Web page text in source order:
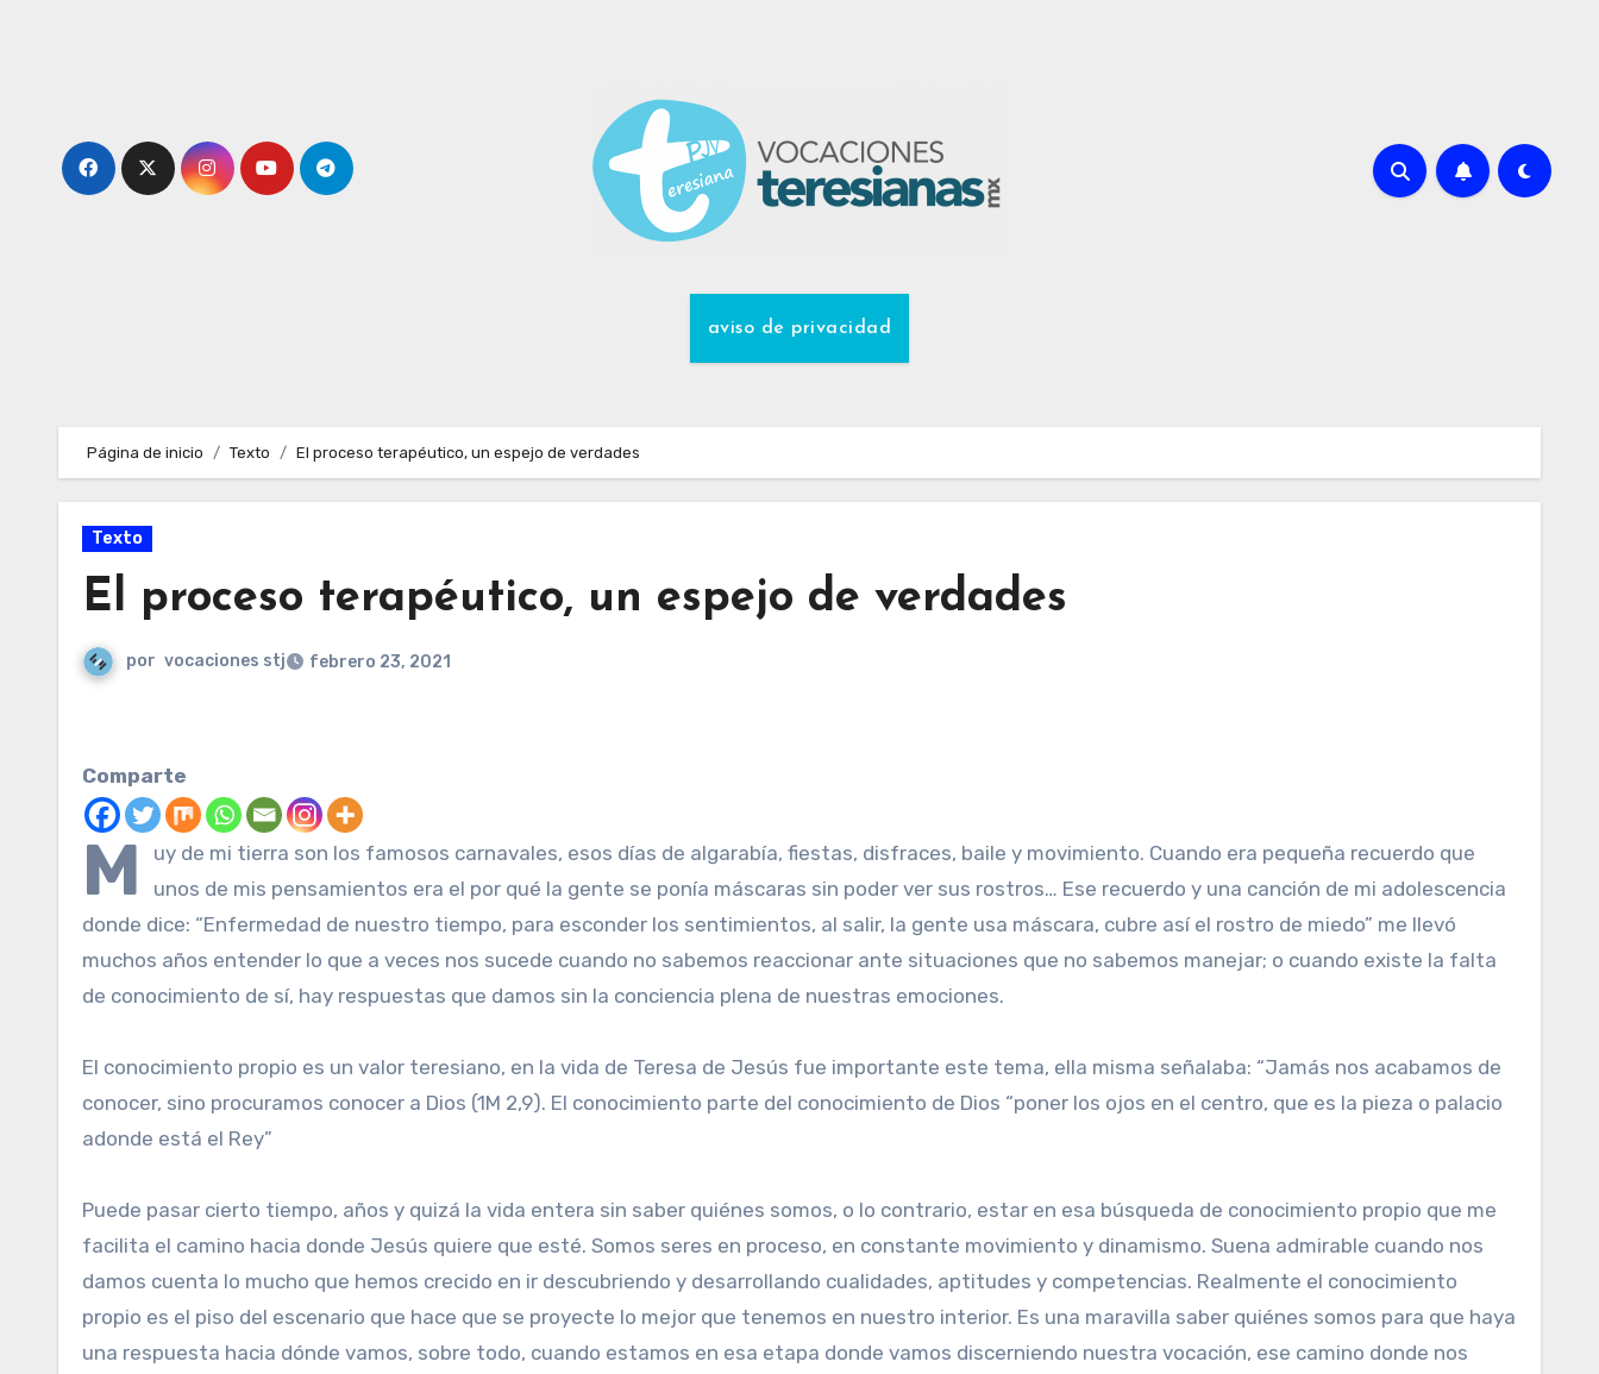
aviso de privacidad
Página de inicio Texto El proceso terapéutico, un espejo de verdades
Texto
El proceso terapéutico, un espejo de verdades
por vocaciones stj febrero 23, 2021
Comparte
M
uy de mi tierra son los famosos carnavales, esos días de algarabía, fiestas, disfraces, baile y movimiento. Cuando era pequeña recuerdo que
unos de mis pensamientos era el por qué la gente se ponía máscaras sin poder ver sus rostros… Ese recuerdo y una canción de mi adolescencia
donde dice: “Enfermedad de nuestro tiempo, para esconder los sentimientos, al salir, la gente usa máscara, cubre así el rostro de miedo” me llevó
muchos años entender lo que a veces nos sucede cuando no sabemos reaccionar ante situaciones que no sabemos manejar; o cuando existe la falta
de conocimiento de sí, hay respuestas que damos sin la conciencia plena de nuestras emociones.
El conocimiento propio es un valor teresiano, en la vida de Teresa de Jesús fue importante este tema, ella misma señalaba: “Jamás nos acabamos de
conocer, sino procuramos conocer a Dios (1M 2,9). El conocimiento parte del conocimiento de Dios “poner los ojos en el centro, que es la pieza o palacio
adonde está el Rey”
Puede pasar cierto tiempo, años y quizá la vida entera sin saber quiénes somos, o lo contrario, estar en esa búsqueda de conocimiento propio que me
facilita el camino hacia donde Jesús quiere que esté. Somos seres en proceso, en constante movimiento y dinamismo. Suena admirable cuando nos
damos cuenta lo mucho que hemos crecido en ir descubriendo y desarrollando cualidades, aptitudes y competencias. Realmente el conocimiento
propio es el piso del escenario que hace que se proyecte lo mejor que tenemos en nuestro interior. Es una maravilla saber quiénes somos para que haya
una respuesta hacia dónde vamos, sobre todo, cuando estamos en esa etapa donde vamos discerniendo nuestra vocación, ese camino donde nos